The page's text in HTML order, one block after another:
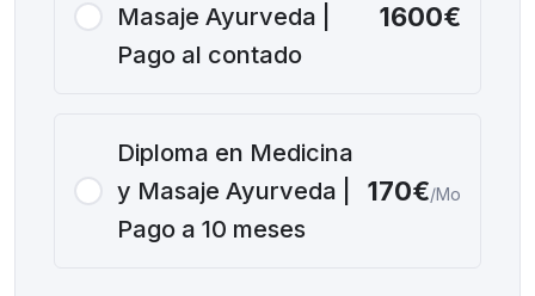
Masaje Ayurveda |
Pago al contado
1600€
Diploma en Medicina
y Masaje Ayurveda |
Pago a 10 meses
170€/Mo